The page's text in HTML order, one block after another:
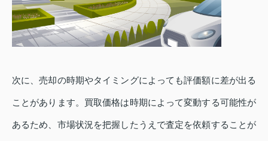
次に、売却の時期やタイミングによっても評価額に差が出る
ことがあります。買取価格は時期によって変動する可能性が
あるため、市場状況を把握したうえで査定を依頼することが